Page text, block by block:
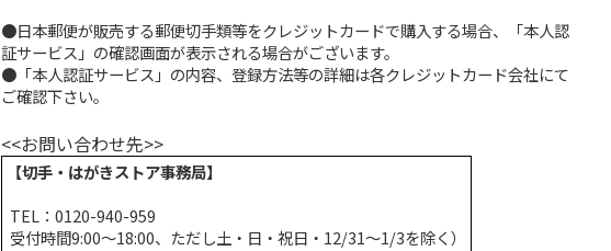
●日本郵便が販売する郵便切手類等をクレジットカードで購入する場合、「本人認
証サービス」の確認画面が表示される場合がございます。
●「本人認証サービス」の内容、登録方法等の詳細は各クレジットカード会社にて
ご確認下さい。
<<お問い合わせ先>>
【切手・はがきストア事務局】
TEL：0120-940-959
受付時間9:00～18:00、ただし土・日・祝日・12/31～1/3を除く）